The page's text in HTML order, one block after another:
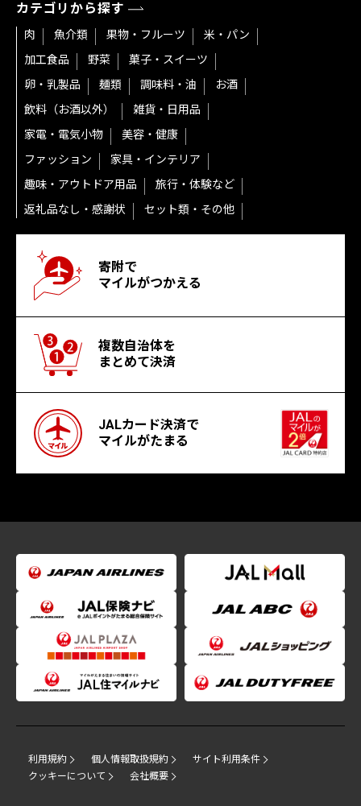
カテゴリから探す
肉 魚介類 果物・フルーツ
米・パン
加工食品
野菜
菓子・スイーツ
卵・乳製品
麺類 調味料・油
お酒
飲料（お酒以外）
雑貨・日用品
家電・電気小物
美容・健康
ファッション
家具・インテリア
趣味・アウトドア用品
旅行・体験など
返礼品なし・感謝状
セット類・その他
寄附で
マイルがつかえる
複数自治体を
まとめて決済
JALカード決済で
マイルがたまる
利用規約 個人情報取扱規約
サイト利用条件
クッキーについて
会社概要